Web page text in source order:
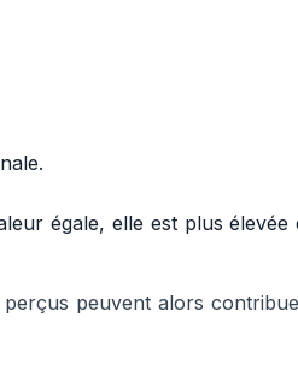
égale, elle est plus élevée
peuvent alors